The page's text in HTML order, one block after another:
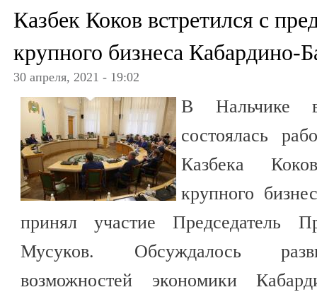
Казбек Коков встретился с
крупного бизнеса Кабардино-
30 апреля, 2021 - 19:02
В Нальчике
состоялась
Казбека
крупного
принял участие Председатель
Мусуков. Обсуждалось
возможностей экономики